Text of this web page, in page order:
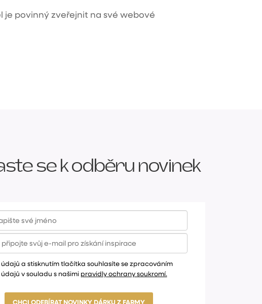
je povinný zveřejnit na své webové
se k odběru novinek
a stisknutím tlačítka souhlasíte se zpracováním
v souladu s našimi pravidly ochrany soukromí.
CHCI ODEBÍRAT NOVINKY DÁRKU Z FARMY